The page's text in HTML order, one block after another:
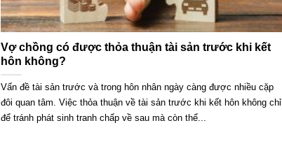
Vợ chồng có được thỏa thuận tài sản trước khi kết
hôn không?
Vấn đề tài sản trước và trong hôn nhân ngày càng được nhiều cặp
đôi quan tâm. Việc thỏa thuận về tài sản trước khi kết hôn không chỉ
để tránh phát sinh tranh chấp về sau mà còn thể...